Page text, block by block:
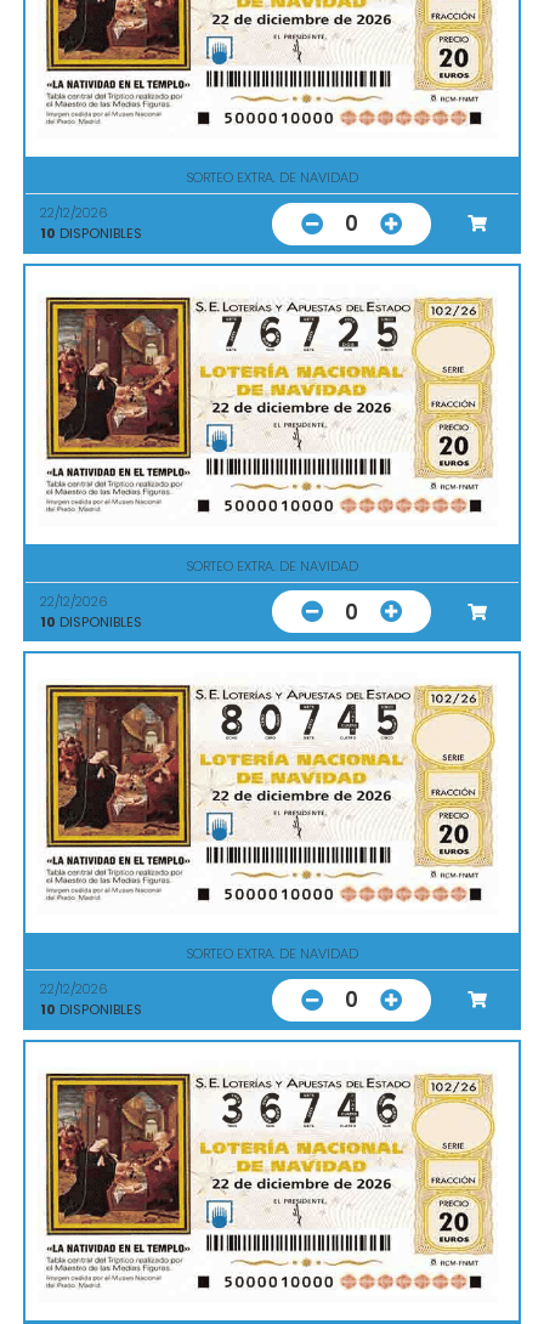
SORTEO EXTRA. DE NAVIDAD
22/12/2026
10 DISPONIBLES 0
SORTEO EXTRA. DE NAVIDAD
22/12/2026
10 DISPONIBLES 0
SORTEO EXTRA. DE NAVIDAD
22/12/2026
10 DISPONIBLES 0